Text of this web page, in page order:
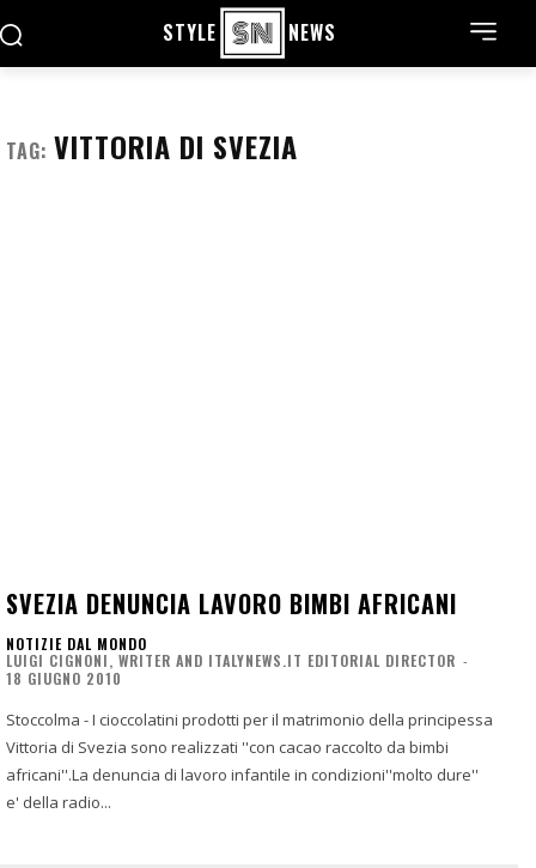
STYLE NEWS
TAG: VITTORIA DI SVEZIA
SVEZIA DENUNCIA LAVORO BIMBI AFRICANI
NOTIZIE DAL MONDO
LUIGI CIGNONI, WRITER AND ITALYNEWS.IT EDITORIAL DIRECTOR -
18 GIUGNO 2010
Stoccolma - I cioccolatini prodotti per il matrimonio della principessa
Vittoria di Svezia sono realizzati ''con cacao raccolto da bimbi
africani''.La denuncia di lavoro infantile in condizioni''molto dure''
e' della radio...